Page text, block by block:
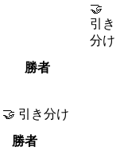
🤝
引き
分け
勝者
🤝 引き分け
勝者